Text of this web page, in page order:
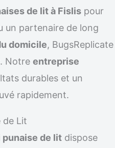
de lit à Fislis pour
un partenaire de long
domicile, BugsReplicate
Notre entreprise
durables et un
rapidement.
de Lit
de lit dispose